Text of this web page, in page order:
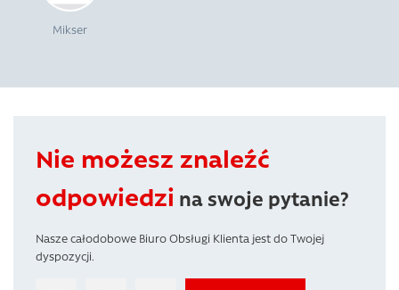
Mikser
Nie możesz znaleźć
odpowiedzi na swoje pytanie?
Nasze całodobowe Biuro Obsługi Klienta jest do Twojej
dyspozycji.